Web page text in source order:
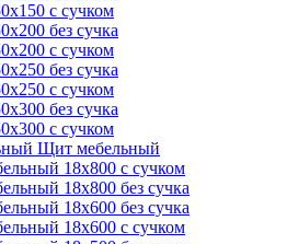
с сучком
без сучка
с сучком
без сучка
с сучком
без сучка
с сучком
Щит мебельный
18х800 с сучком
18х800 без сучка
18х600 без сучка
18х600 с сучком